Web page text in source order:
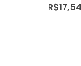
R$5,98